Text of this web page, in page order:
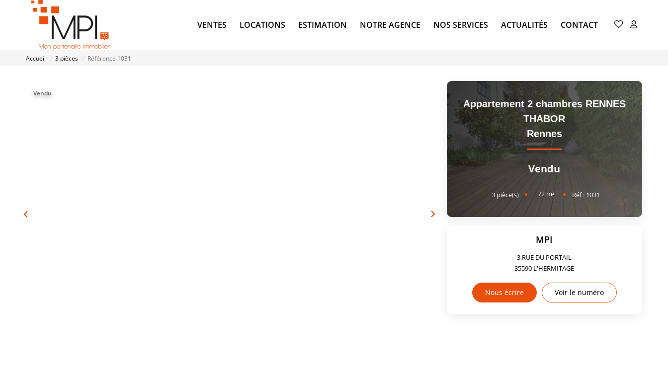
VENTES LOCATIONS ESTIMATION NOTRE AGENCE NOS SERVICES ACTUALITÉS CONTACT
Accueil 3 pièces Référence 1031
Vendu
Appartement 2 chambres RENNES
THABOR
Rennes
Vendu
3 pièce(s) 72 m² Réf : 1031
MPI
3 RUE DU PORTAIL
35590 L'HERMITAGE
Nous écrire Voir le numéro